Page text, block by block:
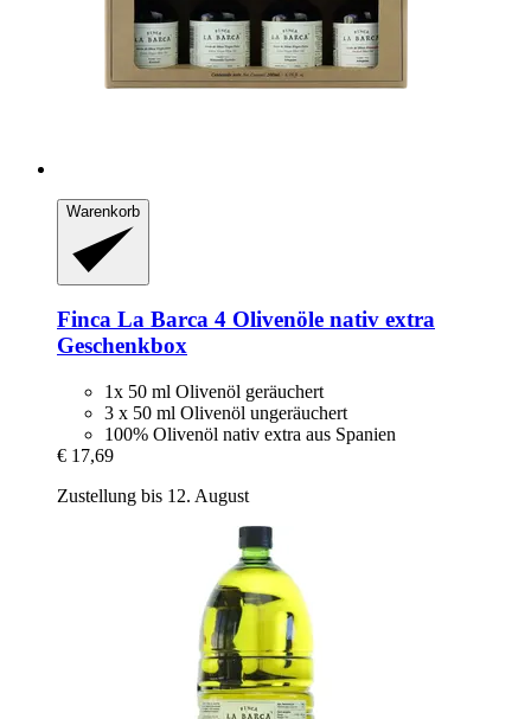
Warenkorb
Finca La Barca 4 Olivenöle nativ extra
Geschenkbox
1x 50 ml Olivenöl geräuchert
3 x 50 ml Olivenöl ungeräuchert
100% Olivenöl nativ extra aus Spanien
€ 17,69
Zustellung bis 12. August